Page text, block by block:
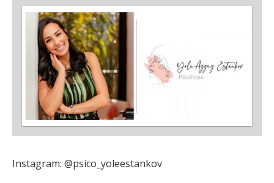
Instagram: @psico_yoleestankov